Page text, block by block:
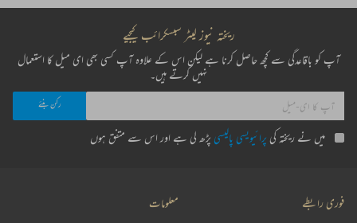
ریختہ نیوز لیٹر سبسکرائب کیجیے
آپ کو باقاعدگی سے کچھ حاصل کرنا ہے لیکن اس کے علاوہ آپ کسی بھی ای میل کا استعمال
نہیں کرتے ہیں۔
میں نے ریختہ کی پرائیویسی پالیسی پڑھ لی ہے اور اس سے متفق ہوں
فوری رابطے معلومات